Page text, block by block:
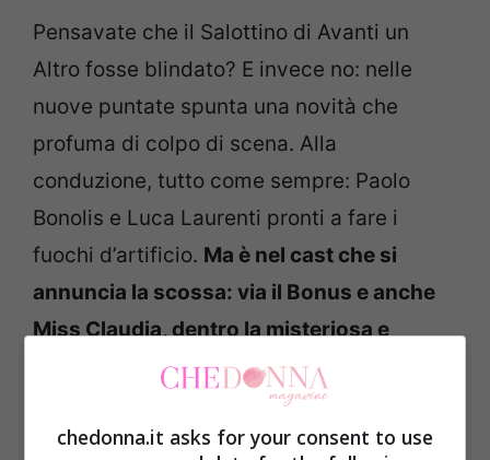
Pensavate che il Salottino di Avanti un
Altro fosse blindato? E invece no: nelle
nuove puntate spunta una novità che
profuma di colpo di scena. Alla
conduzione, tutto come sempre: Paolo
Bonolis e Luca Laurenti pronti a fare i
fuochi d’artificio. Ma è nel cast che si
annuncia la scossa: via il Bonus e anche
Miss Claudia, dentro la misteriosa e
scintillante Veterinaria, interpretata da
chedonna.it asks for your consent to use